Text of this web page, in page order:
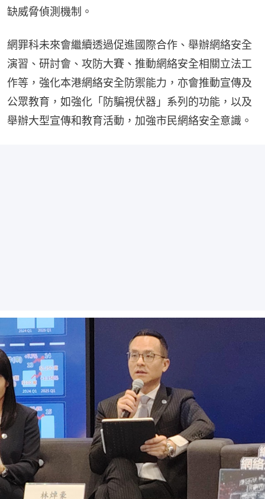
缺威脅偵測機制。
網罪科未來會繼續透過促進國際合作、舉辦網絡安全
演習、研討會、攻防大賽、推動網絡安全相關立法工
作等，強化本港網絡安全防禦能力，亦會推動宣傳及
公眾教育，如強化「防騙視伏器」系列的功能，以及
舉辦大型宣傳和教育活動，加強市民網絡安全意識。